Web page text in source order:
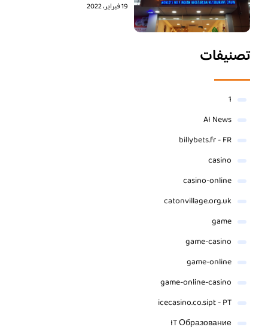
19 فبراير، 2022
تصنيفات
1
AI News
billybets.fr - FR
casino
casino-online
catonvillage.org.uk
game
game-casino
game-online
game-online-casino
icecasino.co.sipt - PT
IT Образование